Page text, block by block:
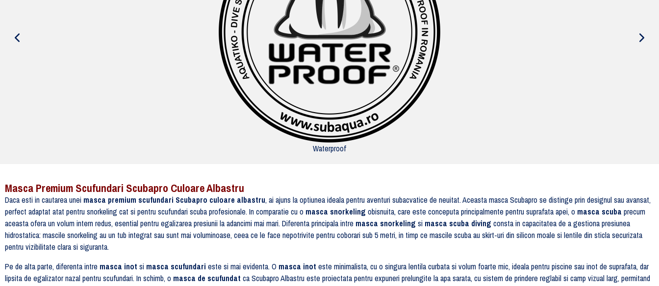
Waterproof
Masca Premium Scufundari Scubapro Culoare Albastru
Daca esti in cautarea unei masca premium scufundari Scubapro culoare albastru, ai ajuns la optiunea ideala pentru aventuri subacvatice de neuitat. Aceasta masca Scubapro se distinge prin designul sau avansat,
perfect adaptat atat pentru snorkeling cat si pentru scufundari scuba profesionale. In comparatie cu o masca snorkeling obisnuita, care este conceputa principalmente pentru suprafata apei, o masca scuba precum
aceasta ofera un volum intern redus, esential pentru egalizarea presiunii la adancimi mai mari. Diferenta principala intre masca snorkeling si masca scuba diving consta in capacitatea de a gestiona presiunea
hidrostatica: mascile snorkeling au un tub integrat sau sunt mai voluminoase, ceea ce le face nepotrivite pentru coborari sub 5 metri, in timp ce mascile scuba au skirt-uri din silicon moale si lentile din sticla securizata
pentru vizibilitate clara si siguranta.
Pe de alta parte, diferenta intre masca inot si masca scufundari este si mai evidenta. O masca inot este minimalista, cu o singura lentila curbata si volum foarte mic, ideala pentru piscine sau inot de suprafata, dar
lipsita de egalizator nazal pentru scufundari. In schimb, o masca de scufundat ca Scubapro Albastru este proiectata pentru expuneri prelungite la apa sarata, cu sistem de prindere reglabil si camp vizual larg, permitand